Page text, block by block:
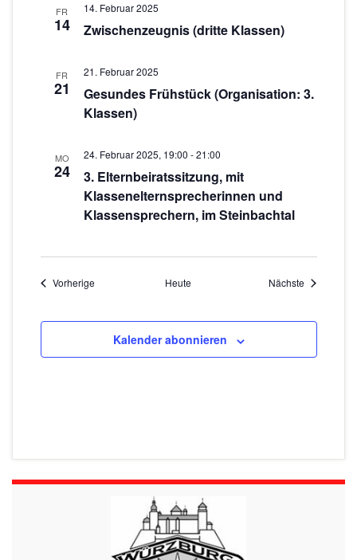
FR
14
14. Februar 2025
Zwischenzeugnis (dritte Klassen)
FR
21
21. Februar 2025
Gesundes Frühstück (Organisation: 3.
Klassen)
MO
24
24. Februar 2025, 19:00 -21:00
3. Elternbeiratssitzung, mit
Klassenelternsprecherinnen und
Klassensprechern, im Steinbachtal
VorherigeVeranstaltungen Heute Nächste
Kalender abonnieren